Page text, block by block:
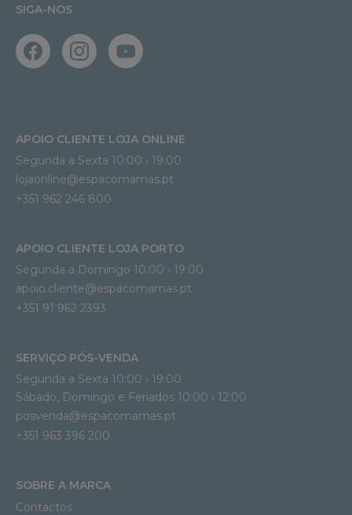
SIGA-NOS
APOIO CLIENTE LOJA ONLINE
Segunda a Sexta 10:00 › 19:00
lojaonline@espacomamas.pt
+351 962 246 800
APOIO CLIENTE LOJA PORTO
Segunda a Domingo 10:00 › 19:00
apoio.cliente@espacomamas.pt
+351 91 962 2393
SERVIÇO PÓS-VENDA
Segunda a Sexta 10:00 › 19:00
Sábado, Domingo e Feriados 10:00 › 12:00
posvenda@espacomamas.pt
+351 963 396 200
SOBRE A MARCA
Contactos